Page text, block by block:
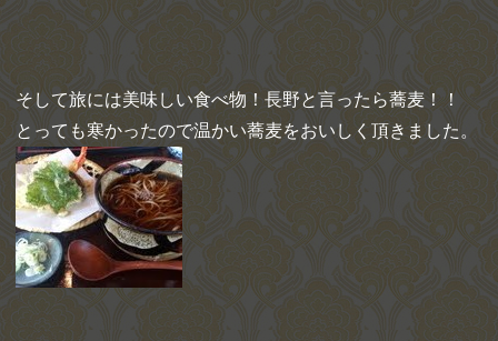
そして旅には美味しい食べ物！長野と言ったら蕎麦！！
とっても寒かったので温かい蕎麦をおいしく頂きました。